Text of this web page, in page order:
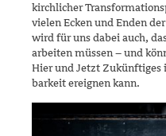
kirch­licher
vielen Ecken und Enden
wird für uns dabei auch,
arbeiten müssen – und
Hier und Jetzt
barkeit ereignen kann.